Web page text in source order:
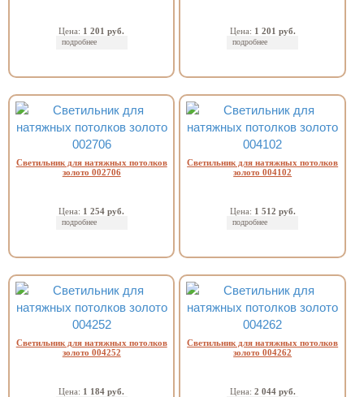
Цена: 1 201 руб.
подробнее
Цена: 1 201 руб.
подробнее
Светильник для натяжных потолков
золото 002706
Цена: 1 254 руб.
подробнее
Светильник для натяжных потолков
золото 004102
Цена: 1 512 руб.
подробнее
Светильник для натяжных потолков
золото 004252
Цена: 1 184 руб.
Светильник для натяжных потолков
золото 004262
Цена: 2 044 руб.